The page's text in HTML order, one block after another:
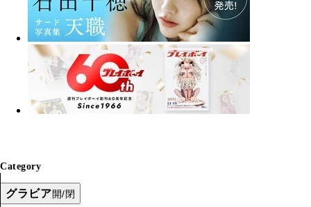
Category
グラビア開/閉